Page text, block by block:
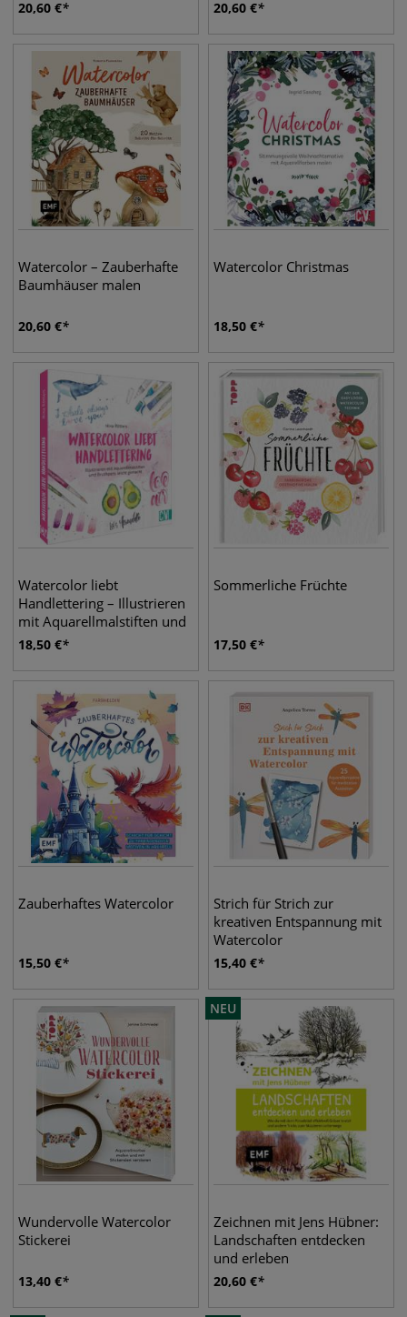
20,60 € 20,60 €
Watercolor – Zauberhafte
Baumhäuser malen
20,60 €
Watercolor Christmas
18,50 €
Watercolor liebt
Handlettering – Illustrieren
mit Aquarellmalstiften und
Brushpens leicht gemacht.
Einsteiger
18,50 €
Sommerliche Früchte
17,50 €
Zauberhaftes Watercolor
15,50 €
Strich für Strich zur
kreativen Entspannung mit
Watercolor
15,40 €
Wundervolle Watercolor
Stickerei
13,40 €
NEU
Zeichnen mit Jens Hübner:
Landschaften entdecken
und erleben
20,60 €